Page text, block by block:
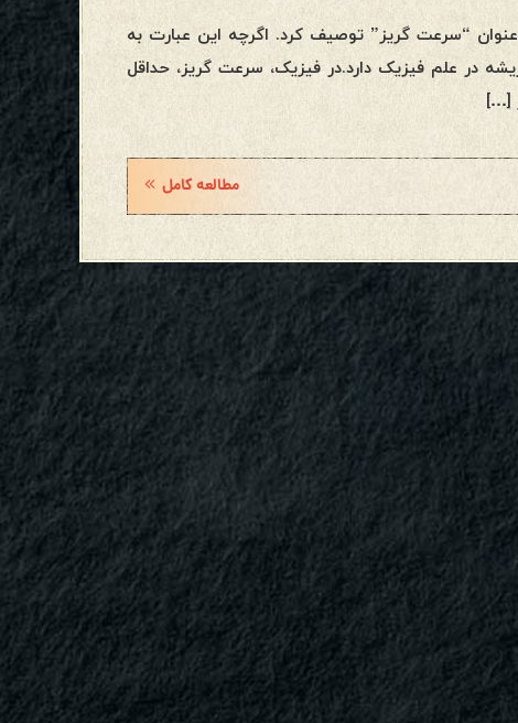
به عنوان “سرعت گریز” توصیف کرد. اگرچه این عبارت به
در علم فیزیک دارد.در فیزیک، سرعت گریز، حداقل
[…]
مطالعه کامل